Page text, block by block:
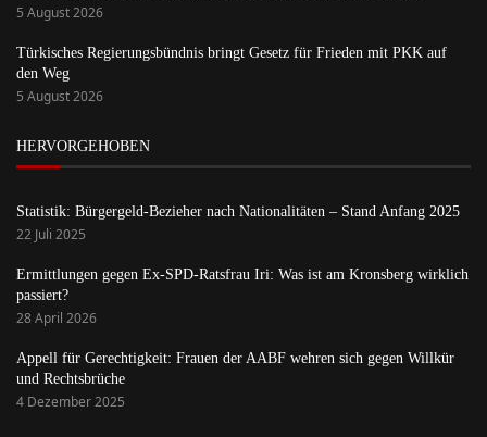
5 August 2026
Türkisches Regierungsbündnis bringt Gesetz für Frieden mit PKK auf
den Weg
5 August 2026
HERVORGEHOBEN
Statistik: Bürgergeld-Bezieher nach Nationalitäten – Stand Anfang 2025
22 Juli 2025
Ermittlungen gegen Ex-SPD-Ratsfrau Iri: Was ist am Kronsberg wirklich
passiert?
28 April 2026
Appell für Gerechtigkeit: Frauen der AABF wehren sich gegen Willkür
und Rechtsbrüche
4 Dezember 2025